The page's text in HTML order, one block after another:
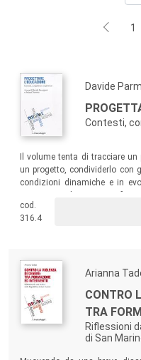
Antonia Chiara
Francesco Claudio
Marconi
Viviana Vinci,
Mediterranea
Josef Kundrát, Ostravská
Geert Thyssen,
Sciences, NO
Christopher Tienken,
María Ainoa Zabalza
sostiene questa collana.
L’idea: un verbo il cui
l’indagare, il criticare, il
controbattere, il
valutare, il mettere in
1
Davide
Contesti,
Il volume tenta di tracciare
un progetto, condividerlo con
condizioni dinamiche e in
cod.
316.4
Arianna
CONTRO
TRA
Riflessioni
di San